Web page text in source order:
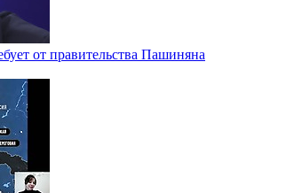
от правительства Пашиняна